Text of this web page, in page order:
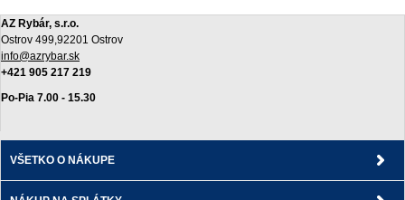
AZ Rybár, s.r.o.
Ostrov 499,92201 Ostrov
info@azrybar.sk
+421 905 217 219
Po-Pia 7.00 - 15.30
VŠETKO O NÁKUPE